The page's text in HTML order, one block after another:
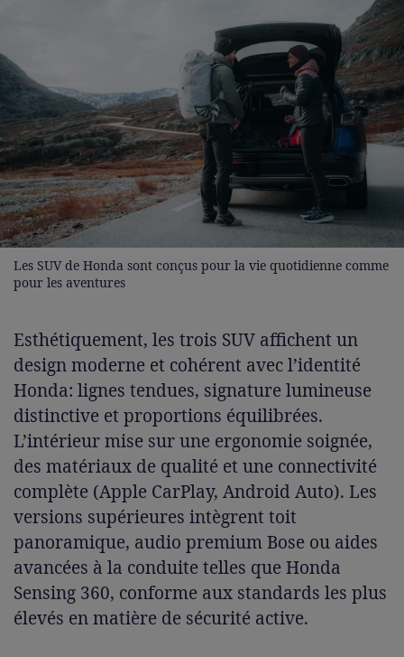
Les SUV de Honda sont conçus pour la vie quotidienne comme
pour les aventures
Esthétiquement, les trois SUV affichent un
design moderne et cohérent avec l’identité
Honda: lignes tendues, signature lumineuse
distinctive et proportions équilibrées.
L’intérieur mise sur une ergonomie soignée,
des matériaux de qualité et une connectivité
complète (Apple CarPlay, Android Auto). Les
versions supérieures intègrent toit
panoramique, audio premium Bose ou aides
avancées à la conduite telles que Honda
Sensing 360, conforme aux standards les plus
élevés en matière de sécurité active.